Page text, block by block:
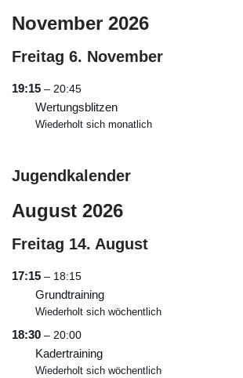
November 2026
Freitag 6. November
19:15 – 20:45
Wertungsblitzen
Wiederholt sich monatlich
Jugendkalender
August 2026
Freitag 14. August
17:15 – 18:15
Grundtraining
Wiederholt sich wöchentlich
18:30 – 20:00
Kadertraining
Wiederholt sich wöchentlich